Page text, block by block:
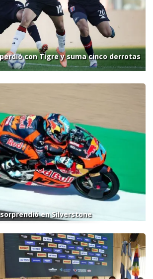
con Tigre y suma cinco derrotas
en Silverstone